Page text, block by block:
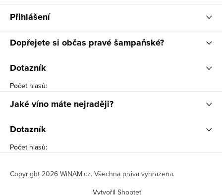
Přihlášení
Dopřejete si občas pravé šampaňské?
Dotazník
Počet hlasů:
Jaké víno máte nejraději?
Dotazník
Počet hlasů:
Vytvořil Shoptet
Copyright 2026 WiNAM.cz. Všechna práva vyhrazena.